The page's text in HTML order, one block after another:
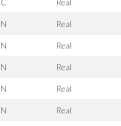
C Real
N Real
N Real
N Real
N Real
N Real